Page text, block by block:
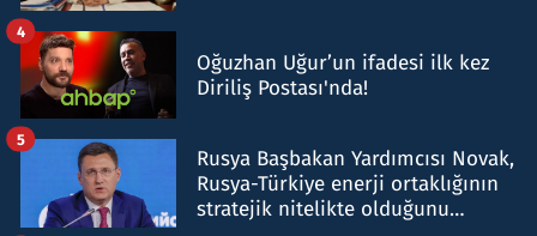
Oğuzhan Uğur’un ifadesi ilk kez
Diriliş Postası'nda!
4
Rusya Başbakan Yardımcısı Novak,
Rusya-Türkiye enerji ortaklığının
stratejik nitelikte olduğunu
5